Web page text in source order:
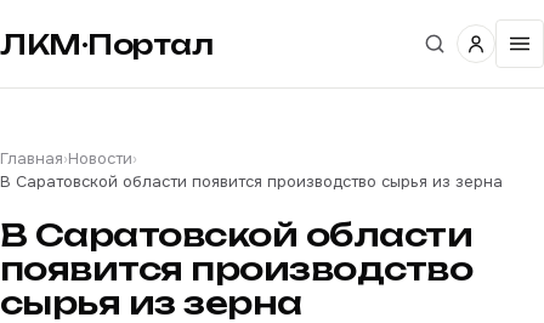
ЛКМ·Портал
Главная›Новости›
В Саратовской области появится производство сырья из зерна
В Саратовской области
появится производство
сырья из зерна